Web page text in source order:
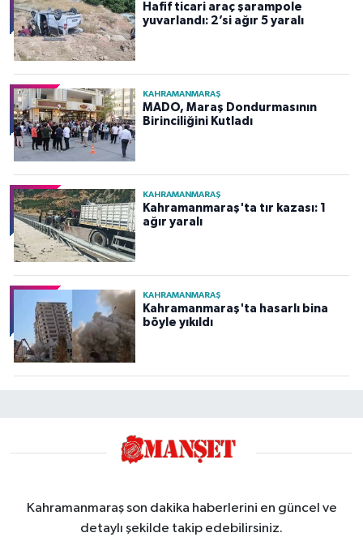
Hafif ticari araç şarampole
yuvarlandı: 2’si ağır 5 yaralı
KAHRAMANMARAŞ
MADO, Maraş Dondurmasının
Birinciliğini Kutladı
KAHRAMANMARAŞ
Kahramanmaraş'ta tır kazası: 1
ağır yaralı
KAHRAMANMARAŞ
Kahramanmaraş'ta hasarlı bina
böyle yıkıldı
Kahramanmaraş son dakika haberlerini en güncel ve
detaylı şekilde takip edebilirsiniz.